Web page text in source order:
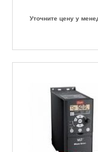
Уточните цену у